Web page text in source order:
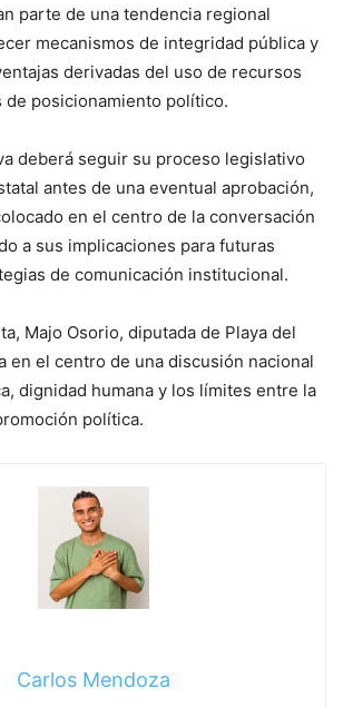
parte de una tendencia regional
mecanismos de integridad pública y
derivadas del uso de recursos
de posicionamiento político.
deberá seguir su proceso legislativo
antes de una eventual aprobación,
en el centro de la conversación
a sus implicaciones para futuras
de comunicación institucional.
Majo Osorio, diputada de Playa del
en el centro de una discusión nacional
dignidad humana y los límites entre la
política.
Carlos Mendoza